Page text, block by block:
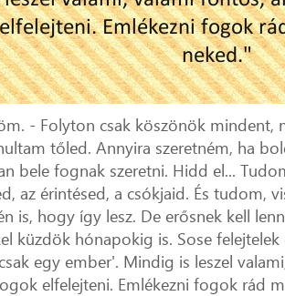
- Folyton csak köszönök mindent,
tőled. Annyira szeretném, ha
bele fognak szeretni. Hidd el...
az érintésed, a csókjaid. És tudom,
is, hogy így lesz. De erősnek kell
küzdök hónapokig is. Sose
egy ember'. Mindig is leszel
elfelejteni. Emlékezni fogok rád